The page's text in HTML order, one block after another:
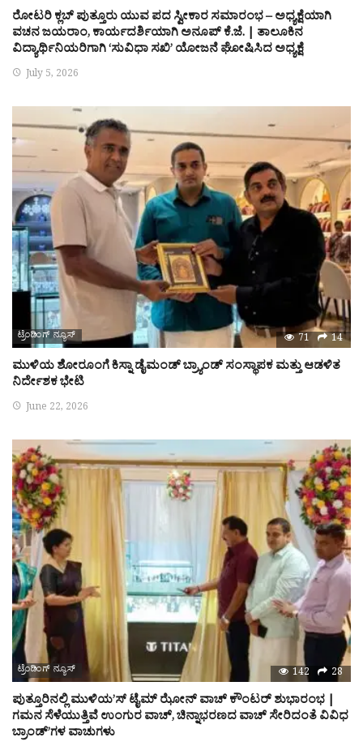
ರೋಟರಿ ಕ್ಲಬ್ ಪುತ್ತೂರು ಯುವ ಪದ ಸ್ವೀಕಾರ ಸಮಾರಂಭ – ಅಧ್ಯಕ್ಷೆಯಾಗಿ
ವಚನ ಜಯರಾಂ, ಕಾರ್ಯದರ್ಶಿಯಾಗಿ ಅನೂಪ್ ಕೆ.ಜೆ. | ತಾಲೂಕಿನ
ವಿದ್ಯಾರ್ಥಿನಿಯರಿಗಾಗಿ ‘ಸುವಿಧಾ ಸಖಿ’ ಯೋಜನೆ ಘೋಷಿಸಿದ ಅಧ್ಯಕ್ಷೆ
July 5, 2026
ಟ್ರೆಂಡಿಂಗ್ ನ್ಯೂಸ್ 71 14
ಮುಳಿಯ ಶೋರೂಂಗೆ ಕಿಸ್ನಾ ಡೈಮಂಡ್ ಬ್ರ್ಯಾಂಡ್ ಸಂಸ್ಥಾಪಕ ಮತ್ತು ಆಡಳಿತ
ನಿರ್ದೇಶಕ ಭೇಟಿ
June 22, 2026
ಟ್ರೆಂಡಿಂಗ್ ನ್ಯೂಸ್ 142 28
ಪುತ್ತೂರಿನಲ್ಲಿ ಮುಳಿಯ’ಸ್ ಟೈಮ್ ಝೋನ್ ವಾಚ್ ಕೌಂಟರ್ ಶುಭಾರಂಭ |
ಗಮನ ಸೆಳೆಯುತ್ತಿವೆ ಉಂಗುರ ವಾಚ್, ಚಿನ್ನಾಭರಣದ ವಾಚ್ ಸೇರಿದಂತೆ ವಿವಿಧ
ಬ್ರಾಂಡ್’ಗಳ ವಾಚುಗಳು